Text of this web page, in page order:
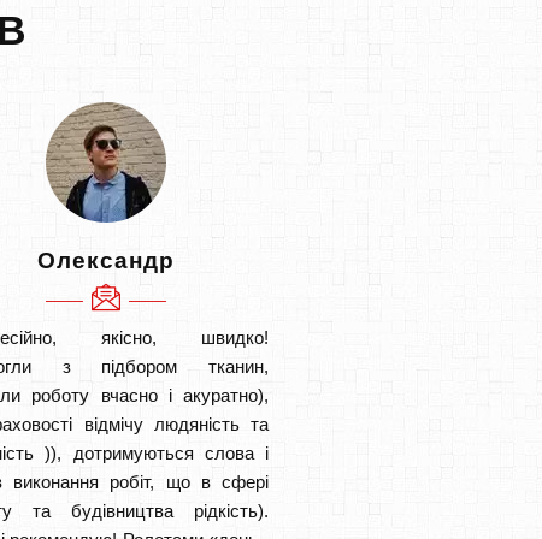
Олександр
якісно, швидко!
з підбором тканин,
роботу вчасно і акуратно),
відмічу людяність та
)), дотримуються слова і
виконання робіт, що в сфері
та будівництва рідкість).